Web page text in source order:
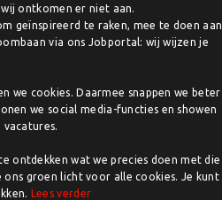
het laat
leren in een
ontkomen er niet aan.
geïnspireerd te raken, mee te doen aan
via ons Jobportal: wij wijzen je
we cookies. Daarmee snappen we beter
we social media-functies en showen
ontdekken wat we precies doen met die
ons groen licht voor alle cookies. Je kunt
Lees verder